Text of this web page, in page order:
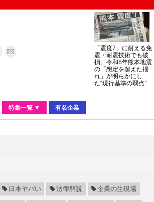
「震度7」に耐える免
震・耐震技術でも破
損。令和8年熊本地震
の「想定を超えた揺
れ」が明らかにし
た“現行基準の弱点”
特集一覧 ▼ 有名企業
日本ヤバい 法律解説 企業の生現場